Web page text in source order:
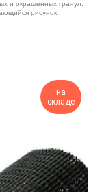
и окрашенных гранул.
рисунок,
на
складе